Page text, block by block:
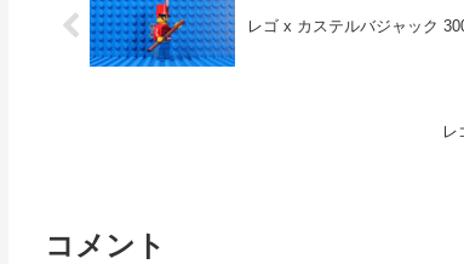
レゴ x カステルバジャック
レ
コメント